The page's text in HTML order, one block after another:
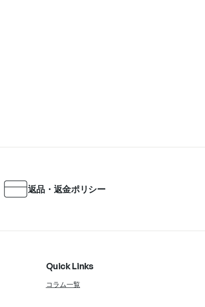
返品・返金ポリシー
Quick Links
コラム一覧